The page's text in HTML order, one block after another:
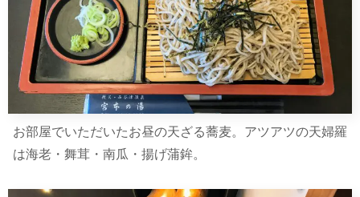
お部屋でいただいたお昼の天ざる蕎麦。アツアツの天婦羅
は海老・舞茸・南瓜・揚げ蒲鉾。